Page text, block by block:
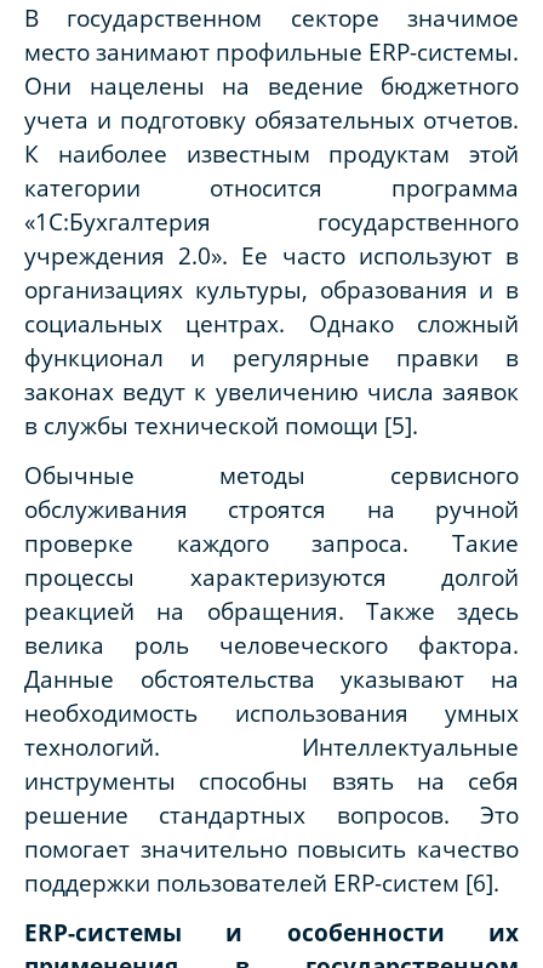
В государственном секторе значимое
место занимают профильные ERP-системы.
Они нацелены на ведение бюджетного
учета и подготовку обязательных отчетов.
К наиболее известным продуктам этой
категории относится программа
«1С:Бухгалтерия государственного
учреждения 2.0». Ее часто используют в
организациях культуры, образования и в
социальных центрах. Однако сложный
функционал и регулярные правки в
законах ведут к увеличению числа заявок
в службы технической помощи [5].
Обычные методы сервисного
обслуживания строятся на ручной
проверке каждого запроса. Такие
процессы характеризуются долгой
реакцией на обращения. Также здесь
велика роль человеческого фактора.
Данные обстоятельства указывают на
необходимость использования умных
технологий. Интеллектуальные
инструменты способны взять на себя
решение стандартных вопросов. Это
помогает значительно повысить качество
поддержки пользователей ERP-систем [6].
ERP-системы и особенности их